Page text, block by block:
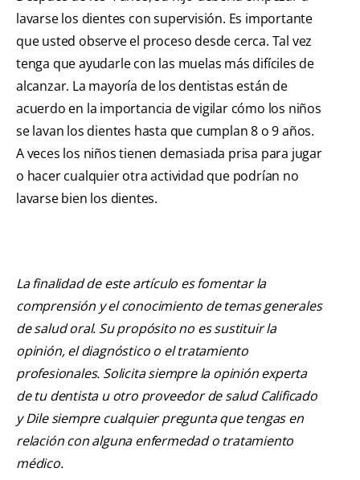
lavarse los dientes con supervisión. Es importante
que usted observe el proceso desde cerca. Tal vez
tenga que ayudarle con las muelas más difíciles de
alcanzar. La mayoría de los dentistas están de
acuerdo en la importancia de vigilar cómo los niños
se lavan los dientes hasta que cumplan 8 o 9 años.
A veces los niños tienen demasiada prisa para jugar
o hacer cualquier otra actividad que podrían no
lavarse bien los dientes.
La finalidad de este artículo es fomentar la
comprensión y el conocimiento de temas generales
de salud oral. Su propósito no es sustituir la
opinión, el diagnóstico o el tratamiento
profesionales. Solicita siempre la opinión experta
de tu dentista u otro proveedor de salud Calificado
y Dile siempre cualquier pregunta que tengas en
relación con alguna enfermedad o tratamiento
médico.